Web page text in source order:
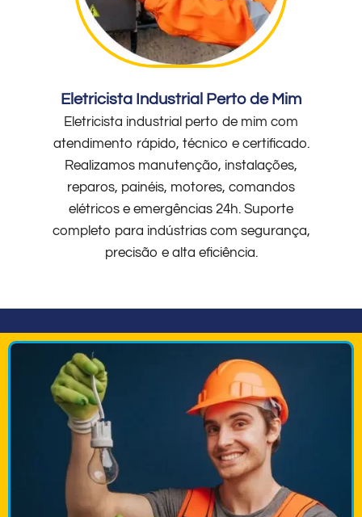
Eletricista Industrial Perto de Mim
Eletricista industrial perto de mim com
atendimento rápido, técnico e certificado.
Realizamos manutenção, instalações,
reparos, painéis, motores, comandos
elétricos e emergências 24h. Suporte
completo para indústrias com segurança,
precisão e alta eficiência.